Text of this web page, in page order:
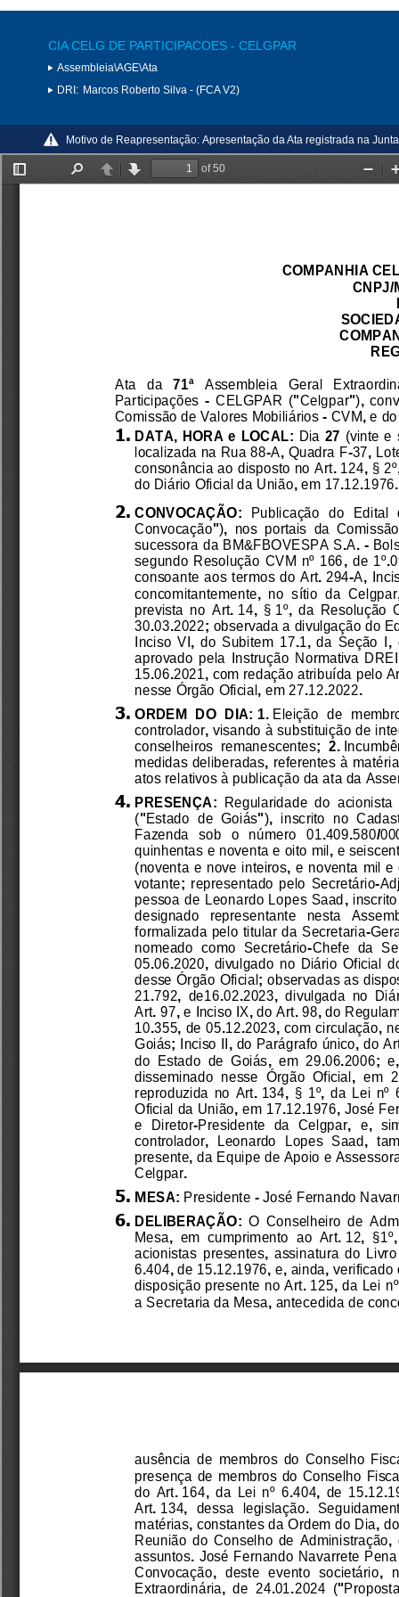
CIA CELG DE PARTICIPACOES - CELGPAR
Assembleia\AGE\Ata
DRI: Marcos Roberto Silva - (FCA V2)
Motivo de Reapresentação: Apresentação da Ata registrada na